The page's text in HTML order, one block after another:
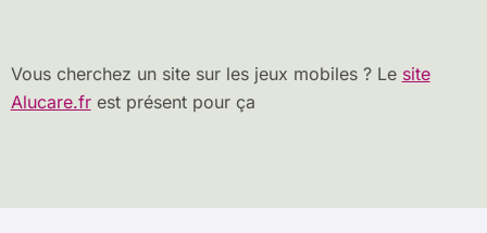
Vous cherchez un site sur les jeux mobiles ? Le site
Alucare.frest présent pour ça